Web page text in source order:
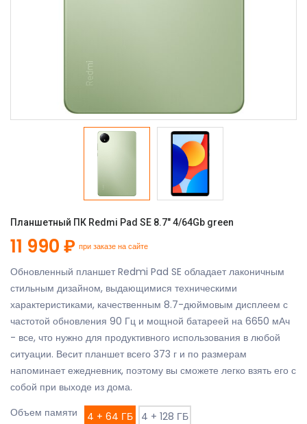
Планшетный ПК Redmi Pad SE 8.7" 4/64Gb green
11 990 ₽ при заказе на сайте
Обновленный планшет Redmi Pad SE обладает лаконичным
стильным дизайном, выдающимися техническими
характеристиками, качественным 8.7-дюймовым дисплеем с
частотой обновления 90 Гц и мощной батареей на 6650 мАч
- все, что нужно для продуктивного использования в любой
ситуации. Весит планшет всего 373 г и по размерам
напоминает ежедневник, поэтому вы сможете легко взять его с
собой при выходе из дома.
Объем памяти
4 + 64 ГБ
4 + 128 ГБ